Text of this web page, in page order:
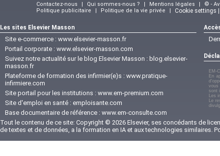
Contactez-nous | Qui sommes-nous ? | Mentions légales |
© -
Politique publicitaire
| Politique de la vie privée | Cookie settings
Les sites Elsevier Masson
Site e-commerce : www.elsevier-masson.fr
Portail corporate : www.elsevier-masson.com
Suivez notre actualité sur le blog Elsevier Masson : blog.elsevier-
masson.fr
Plateforme de formation des infirmier(e)s : www.pratique-
infirmiere.com
Site portail pour les institutions : www.em-premium.com
Site d'emploi en santé : emploisante.com
Base documentaire de référence : www.em-consulte.com
EM-
En
vous
sont
Les
Le
Tout le contenu de ce site: Copyright © 2026 Elsevier, ses concédants de
de textes et de données, a la formation en IA et aux technologies similaires.